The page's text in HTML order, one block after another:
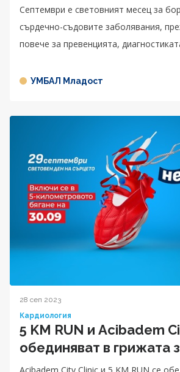
Септември е световният месец за
сърдечно-съдовите заболявания,
повече за превенцията,
УМБАЛ Младост
28 сеп 2023
Кардиология
5 KM RUN и Acibadem
обединяват в грижата